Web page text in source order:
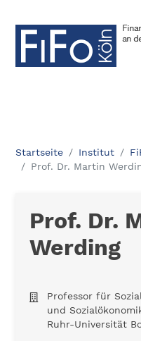
Startseite Institut
Prof. Dr. Martin
Prof. Dr.
Werding
Professor für
und
Ruhr-Universität